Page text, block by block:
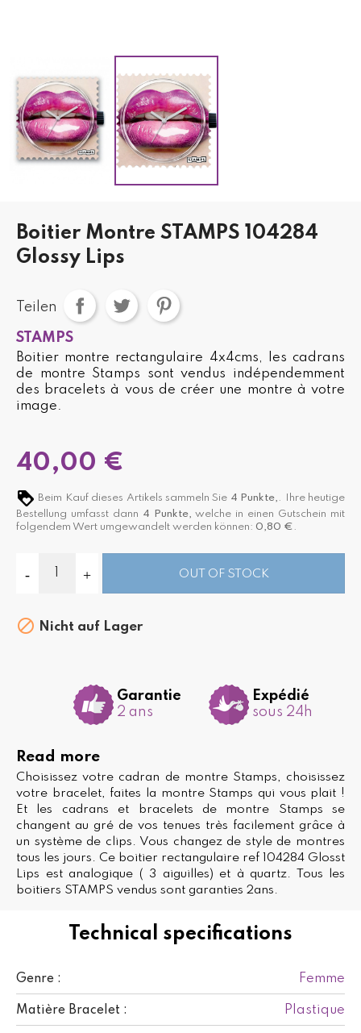
Technical specifications
Genre : Femme
Matière Bracelet : Plastique
Boitier Montre STAMPS 104284
Glossy Lips
Teilen
STAMPS
Boitier montre rectangulaire 4x4cms, les cadrans
de montre Stamps sont vendus indépendemment
des bracelets à vous de créer une montre à votre
image.
40,00 €
Beim Kauf dieses Artikels sammeln Sie 4 Punkte, . Ihre heutige
Bestellung umfasst dann 4 Punkte, welche in einen Gutschein mit
folgendem Wert umgewandelt werden können: 0,80 € .
OUT OF STOCK
 Nicht auf Lager
Garantie
2 ans
Expédié
sous 24h
Read more
Choisissez votre cadran de montre Stamps, choisissez
votre bracelet, faites la montre Stamps qui vous plait !
Et les cadrans et bracelets de montre Stamps se
changent au gré de vos tenues très facilement grâce à
un système de clips. Vous changez de style de montres
tous les jours. Ce boitier rectangulaire ref 104284 Glosst
Lips est analogique ( 3 aiguilles) et à quartz. Tous les
boitiers STAMPS vendus sont garanties 2ans.